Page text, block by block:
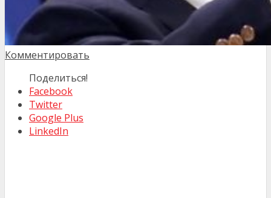
Комментировать
Поделиться!
Facebook
Twitter
Google Plus
LinkedIn